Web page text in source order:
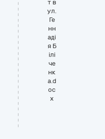
т в
ул.
Ге
нн
аді
я Б
ілі
че
нк
а.d
oc
x